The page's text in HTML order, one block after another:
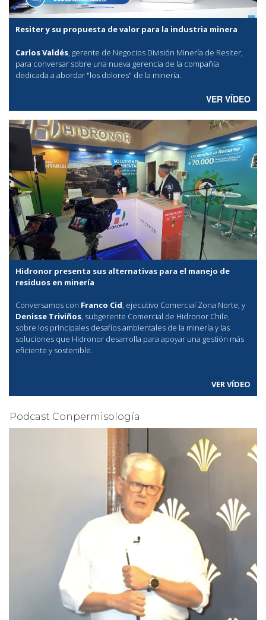
Resiter y su propuesta de valor para la industria minera
Carlos Valdés, gerente de Negocios División Minería de Resiter,
para conversar sobre una nueva gerencia de la compañía
dedicada a abordar "los dolores" de la minería.
VER VÍDEO
Hidronor presenta sus alternativas para el manejo de
residuos en minería
Conversamos con Franco Cid, ejecutivo Comercial Zona Norte, y
Denisse Triviños, subgerente Comercial de Hidronor Chile,
sobre los principales desafíos ambientales de la minería y las
soluciones que Hidronor desarrolla para apoyar una gestión más
eficiente y sostenible.
VER VÍDEO
Podcast Conpermisología